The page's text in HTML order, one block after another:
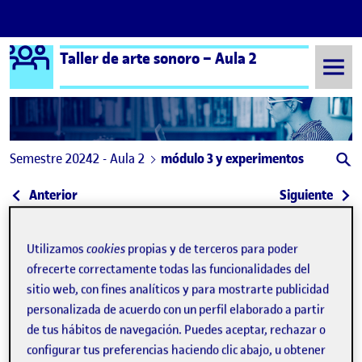
Saltar al contenido
Logo Ágora
Taller de arte sonoro – Aula 2
Semestre 20242 - Aula 2 módulo 3 y experimentos
Navegación de entradas
Anterior: Modulo 3: Objeto Sonoro Siguiente:
módulo 3 y experimentos
Publicado por
Rocio Ortega Armijo
Pública 17 Mar 2025 1 comentario
hola a todas!
Utilizamoscookies propias y de terceros para poder
ofrecerte correctamente todas las funcionalidades del
sitio web, con fines analíticos y para mostrarte publicidad
personalizada de acuerdo con un perfil elaborado a partir
de tus hábitos de navegación. Puedes aceptar, rechazar o
configurar tus preferencias haciendo clic abajo, u obtener